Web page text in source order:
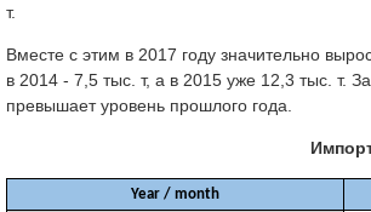
т.
Вместе с этим в 2017 году значительно
в 2014 - 7,5 тыс. т, а в 2015 уже 12,3 тыс. т.
превышает уровень прошлого года.
Year / month